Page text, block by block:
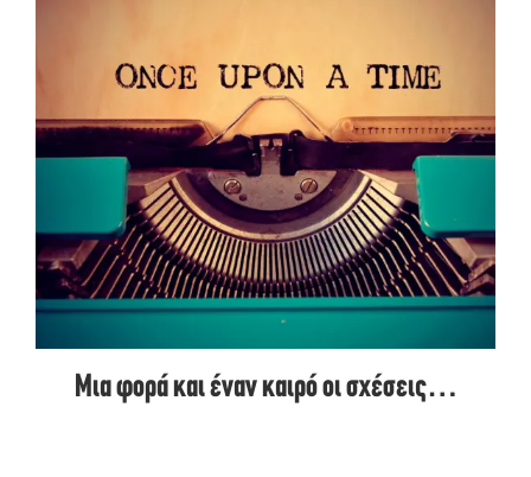
Μια φορά και έναν καιρό οι σχέσεις…